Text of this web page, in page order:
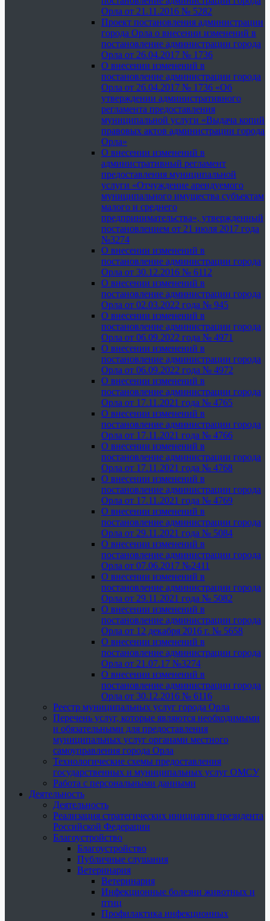
Орла от 21.11.2016 № 5282
Проект постановления администрации
города Орла о внесении изменений в
постановление администрации города
Орла от 26.04.2017 № 1736
О внесении изменений в
постановление администрации города
Орла от 26.04.2017 № 1736 «Об
утверждении административного
регламента предоставления
муниципальной услуги «Выдача копий
правовых актов администрации города
Орла»
О внесении изменений в
административный регламент
предоставления муниципальной
услуги «Отчуждение арендуемого
муниципального имущества субъектам
малого и среднего
предпринимательства», утвержденный
постановлением от 21 июля 2017 года
№3274
О внесении изменений в
постановление администрации города
Орла от 30.12.2016 № 6112
О внесении изменений в
постановление администрации города
Орла от 02.03.2022 года № 945
О внесении изменений в
постановление администрации города
Орла от 06.09.2022 года № 4971
О внесении изменений в
постановление администрации города
Орла от 06.09.2022 года № 4972
О внесении изменений в
постановление администрации города
Орла от 17.11.2021 года № 4765
О внесении изменений в
постановление администрации города
Орла от 17.11.2021 года № 4766
О внесении изменений в
постановление администрации города
Орла от 17.11.2021 года № 4768
О внесении изменений в
постановление администрации города
Орла от 17.11.2021 года № 4769
О внесении изменений в
постановление администрации города
Орла от 29.11.2021 года № 5084
О внесении изменений в
постановление администрации города
Орла от 07.06.2017 №2411
О внесении изменений в
постановление администрации города
Орла от 29.11.2021 года № 5082
О внесении изменений в
постановление администрации города
Орла от 12 декабря 2016 г. № 5658
О внесении изменений в
постановление администрации города
Орла от 21.07.17 №3274
О внесении изменений в
постановление администрации города
Орла от 30.12.2016 № 6116
Реестр муниципальных услуг города Орла
Перечень услуг, которые являются необходимыми
и обязательными для предоставления
муниципальных услуг органами местного
самоуправления города Орла
Технологические схемы предоставления
государственных и муниципальных услуг ОМСУ
Работа с персональными данными
Деятельность
Деятельность
Реализация стратегических инициатив президента
Российской Федерации
Благоустройство
Благоустройство
Публичные слушания
Ветеринария
Ветеринария
Инфекционные болезни животных и
птиц
Профилактика инфекционных